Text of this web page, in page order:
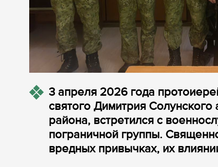
3 апреля 2026 года
святого Димитрия
района, встретился с
пограничной группы.
вредных привычках, их